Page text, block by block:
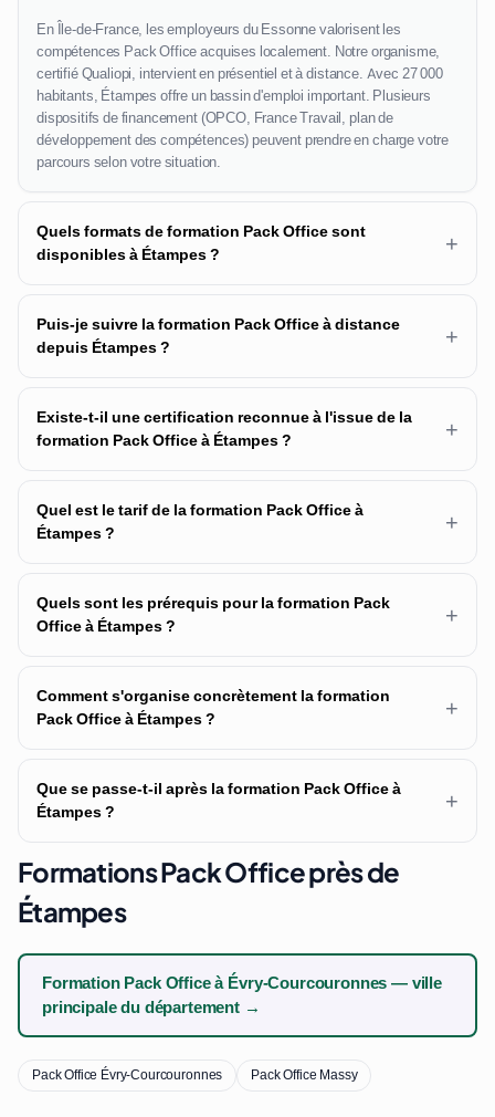
En Île-de-France, les employeurs du Essonne valorisent les
compétences Pack Office acquises localement. Notre organisme,
certifié Qualiopi, intervient en présentiel et à distance. Avec 27 000
habitants, Étampes offre un bassin d'emploi important. Plusieurs
dispositifs de financement (OPCO, France Travail, plan de
développement des compétences) peuvent prendre en charge votre
parcours selon votre situation.
Quels formats de formation Pack Office sont
disponibles à Étampes ?
+
Puis-je suivre la formation Pack Office à distance
depuis Étampes ?
+
Existe-t-il une certification reconnue à l'issue de la
formation Pack Office à Étampes ?
+
Quel est le tarif de la formation Pack Office à
Étampes ?
+
Quels sont les prérequis pour la formation Pack
Office à Étampes ?
+
Comment s'organise concrètement la formation
Pack Office à Étampes ?
+
Que se passe-t-il après la formation Pack Office à
Étampes ?
+
Formations Pack Office près de
Étampes
Formation Pack Office à Évry-Courcouronnes — ville
principale du département →
Pack Office Évry-Courcouronnes Pack Office Massy